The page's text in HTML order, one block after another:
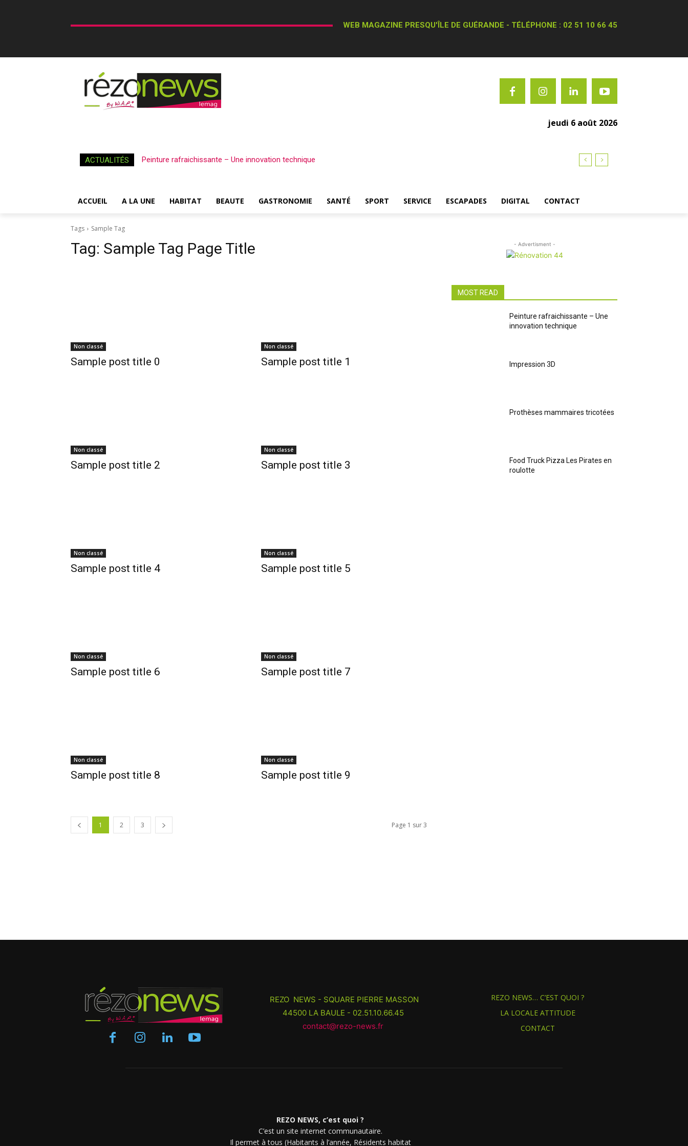
WEB MAGAZINE PRESQU'ÎLE DE GUÉRANDE - TÉLÉPHONE : 02 51 10 66 45
jeudi 6 août 2026
ACTUALITÉS Peinture rafraichissante – Une innovation technique
ACCUEIL A LA UNE HABITAT BEAUTE GASTRONOMIE SANTÉ SPORT SERVICE ESCAPADES DIGITAL CONTACT
Tags Sample Tag
Tag: Sample Tag Page Title
Non classé
Sample post title 0
Non classé
Sample post title 1
Non classé
Sample post title 2
Non classé
Sample post title 3
Non classé
Sample post title 4
Non classé
Sample post title 5
Non classé
Sample post title 6
Non classé
Sample post title 7
Non classé
Sample post title 8
Non classé
Sample post title 9
1 2 3 Page 1 sur 3
- Advertisment -
MOST READ
Peinture rafraichissante – Une
innovation technique
Impression 3D
Prothèses mammaires tricotées
Food Truck Pizza Les Pirates en
roulotte
REZO NEWS - SQUARE PIERRE MASSON
44500 LA BAULE - 02.51.10.66.45
contact@rezo-news.fr
REZO NEWS… C’EST QUOI ?
LA LOCALE ATTITUDE
CONTACT
REZO NEWS, c’est quoi ?
C’est un site internet communautaire.
Il permet à tous (Habitants à l’année, Résidents habitat